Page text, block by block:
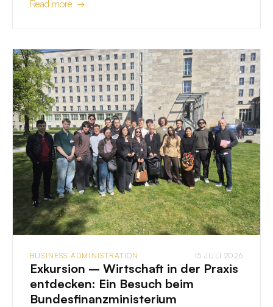
Read more →
BUSINESS ADMINISTRATION 15 JULI 2026
Exkursion – Wirtschaft in der Praxis
entdecken: Ein Besuch beim
Bundesfinanzministerium